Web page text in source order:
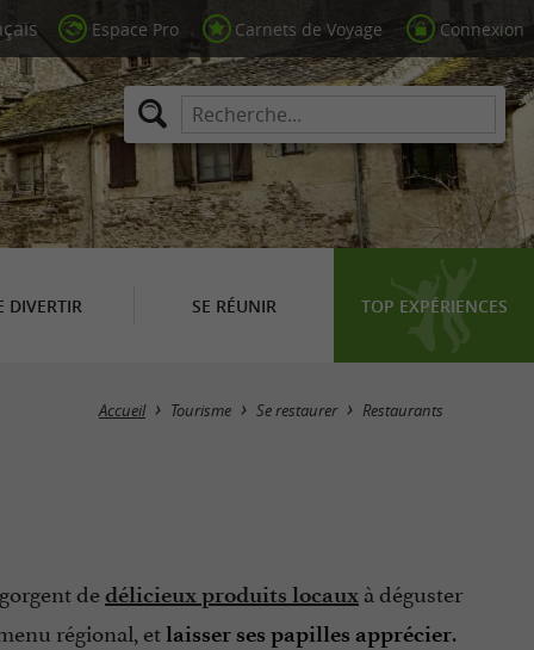
Espace Pro Carnets de Voyage Connexion
DIVERTIR SE RÉUNIR TOP EXPÉRIENCES
Masquer la carte
Accueil Tourisme Se restaurer Restaurants
dedélicieux produits locaux à déguster
régional, etlaisser ses papilles apprécier.